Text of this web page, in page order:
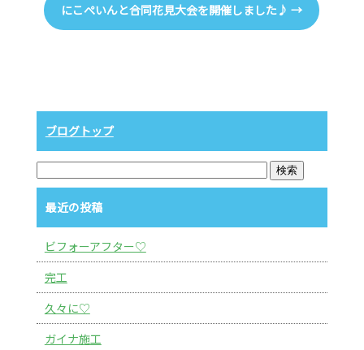
にこぺいんと合同花見大会を開催しました♪→
ブログトップ
最近の投稿
ビフォーアフター♡
完工
久々に♡
ガイナ施工